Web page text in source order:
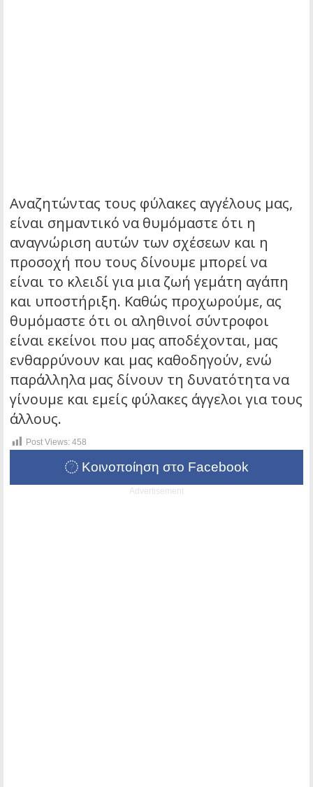
Αναζητώντας τους φύλακες αγγέλους μας,
είναι σημαντικό να θυμόμαστε ότι η
αναγνώριση αυτών των σχέσεων και η
προσοχή που τους δίνουμε μπορεί να
είναι το κλειδί για μια ζωή γεμάτη αγάπη
και υποστήριξη. Καθώς προχωρούμε, ας
θυμόμαστε ότι οι αληθινοί σύντροφοι
είναι εκείνοι που μας αποδέχονται, μας
ενθαρρύνουν και μας καθοδηγούν, ενώ
παράλληλα μας δίνουν τη δυνατότητα να
γίνουμε και εμείς φύλακες άγγελοι για τους
άλλους.
Post Views: 458
Κοινοποίηση στο Facebook
Advertisement